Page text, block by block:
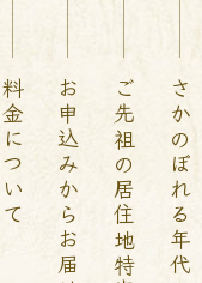
料金について さかのぼれる年代